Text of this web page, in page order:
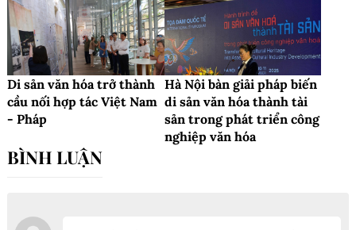
Di sản văn hóa trở thành
cầu nối hợp tác Việt Nam
- Pháp
Hà Nội bàn giải pháp biến
di sản văn hóa thành tài
sản trong phát triển công
nghiệp văn hóa